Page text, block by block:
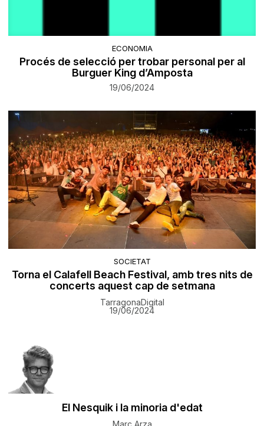
ECONOMIA
Procés de selecció per trobar personal per al
Burguer King d’Amposta
19/06/2024
SOCIETAT
Torna el Calafell Beach Festival, amb tres nits de
concerts aquest cap de setmana
TarragonaDigital
19/06/2024
El Nesquik i la minoria d'edat
Marc Arza